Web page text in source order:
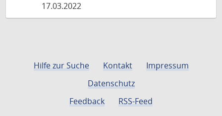
17.03.2022
Hilfe zur Suche Kontakt
Impressum
Datenschutz
Feedback
RSS-Feed